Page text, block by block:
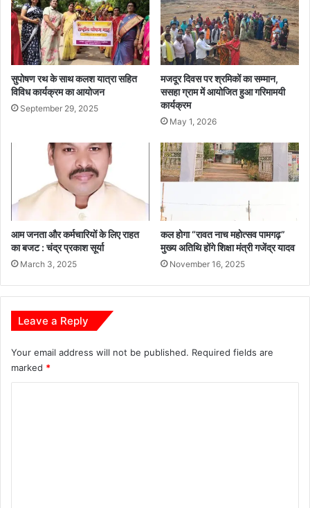
रो
ह
में
कि
या
ध्व
जा
ता
को
दी
शु
भ
न
श्री
दे
व
ग
ढ़
वा
ल
सुपोषण रथ के साथ कलश यात्रा सहित
विविध कार्यक्रम का आयोजन
September 29, 2025
मजदूर दिवस पर श्रमिकों का सम्मान,
ससहा ग्राम में आयोजित हुआ गरिमामयी
कार्यक्रम
May 1, 2026
आम जनता और कर्मचारियों के लिए राहत
का बजट : चंद्र प्रकाश सूर्या
March 3, 2025
कल होगा “रावत नाच महोत्सव पामगढ़”
मुख्य अतिथि होंगे शिक्षा मंत्री गजेंद्र यादव
November 16, 2025
Leave a Reply
Your email address will not be published. Required fields are
marked *